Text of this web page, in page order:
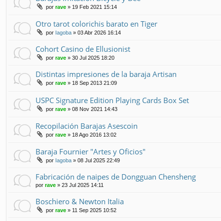
por rave » 19 Feb 2021 15:14
Otro tarot colorichis barato en Tiger
por Iagoba » 03 Abr 2026 16:14
Cohort Casino de Ellusionist
por rave » 30 Jul 2025 18:20
Distintas impresiones de la baraja Artisan
por rave » 18 Sep 2013 21:09
USPC Signature Edition Playing Cards Box Set
por rave » 08 Nov 2021 14:43
Recopilación Barajas Asescoin
por rave » 18 Ago 2016 13:02
Baraja Fournier "Artes y Oficios"
por Iagoba » 08 Jul 2025 22:49
Fabricación de naipes de Dongguan Chensheng
por rave » 23 Jul 2025 14:11
Boschiero & Newton Italia
por rave » 11 Sep 2025 10:52